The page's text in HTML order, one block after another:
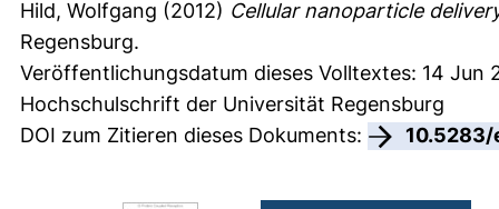
Hild, Wolfgang (2012) Cellular nanoparticle
Regensburg.
Veröffentlichungsdatum dieses Volltextes: 14 Jun
Hochschulschrift der Universität Regensburg
DOI zum Zitieren dieses Dokuments:
10.5283/